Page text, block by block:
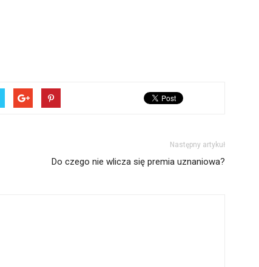
Następny artykuł
Do czego nie wlicza się premia uznaniowa?